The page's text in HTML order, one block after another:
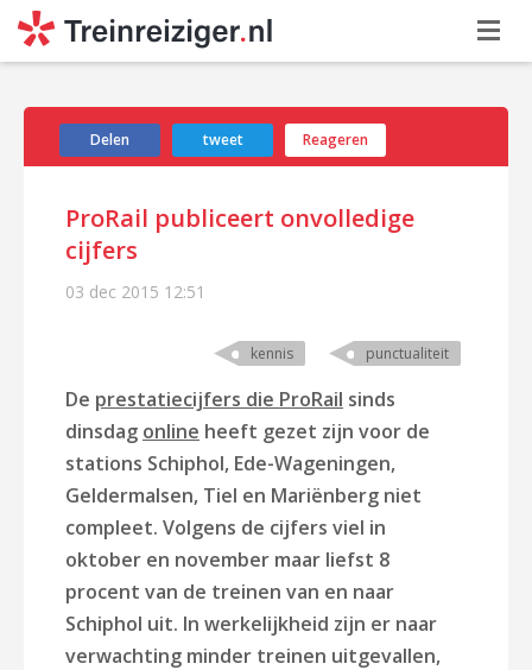
Delen tweet Reageren
ProRail publiceert onvolledige
cijfers
03 dec 2015 12:51
kennis punctualiteit
De prestatiecijfers die ProRail sinds
dinsdag online heeft gezet zijn voor de
stations Schiphol, Ede-Wageningen,
Geldermalsen, Tiel en Mariënberg niet
compleet. Volgens de cijfers viel in
oktober en november maar liefst 8
procent van de treinen van en naar
Schiphol uit. In werkelijkheid zijn er naar
verwachting minder treinen uitgevallen,